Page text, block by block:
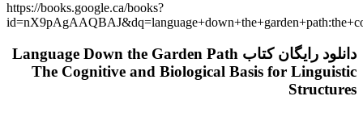
https://books.google.ca/books?
دانلود رایگان کتاب Language Down the Garden Path
The Cognitive and Biological Basis for Linguistic
Structures